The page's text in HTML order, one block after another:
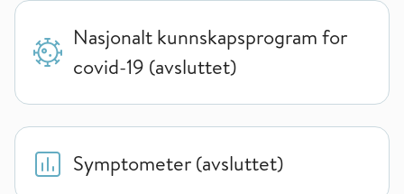
Nasjonalt kunnskapsprogram for
covid-19 (avsluttet)
Symptometer (avsluttet)